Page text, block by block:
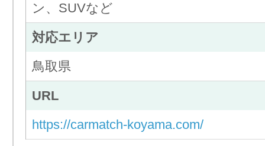
ン、SUVなど
対応エリア
鳥取県
URL
https://carmatch-koyama.com/